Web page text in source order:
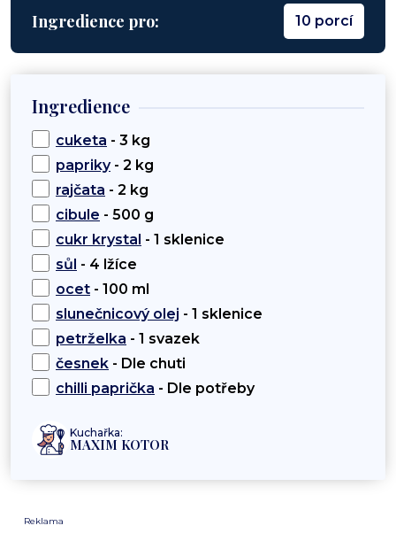
Ingredience pro: 10 porcí
Ingredience
cuketa - 3 kg
papriky- 2 kg
rajčata - 2 kg
cibule - 500 g
cukr krystal - 1 sklenice
sůl - 4 lžíce
ocet - 100 ml
slunečnicový olej - 1 sklenice
petrželka - 1 svazek
česnek - Dle chuti
chilli paprička - Dle potřeby
Kuchařka:
MAXIM KOTOR
Reklama